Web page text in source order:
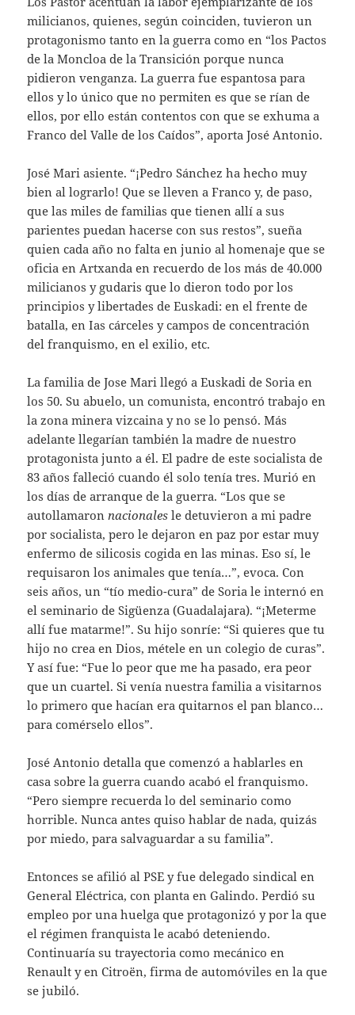
milicianos, quienes, según coinciden, tuvieron un
protagonismo tanto en la guerra como en “los Pactos
de la Moncloa de la Transición porque nunca
pidieron venganza. La guerra fue espantosa para
ellos y lo único que no permiten es que se rían de
ellos, por ello están contentos con que se exhuma a
Franco del Valle de los Caídos”, aporta José Antonio.
José Mari asiente. “¡Pedro Sánchez ha hecho muy
bien al lograrlo! Que se lleven a Franco y, de paso,
que las miles de familias que tienen allí a sus
parientes puedan hacerse con sus restos”, sueña
quien cada año no falta en junio al homenaje que se
oficia en Artxanda en recuerdo de los más de 40.000
milicianos y gudaris que lo dieron todo por los
principios y libertades de Euskadi: en el frente de
batalla, en Ias cárceles y campos de concentración
del franquismo, en el exilio, etc.
La familia de Jose Mari llegó a Euskadi de Soria en
los 50. Su abuelo, un comunista, encontró trabajo en
la zona minera vizcaina y no se lo pensó. Más
adelante llegarían también la madre de nuestro
protagonista junto a él. El padre de este socialista de
83 años falleció cuando él solo tenía tres. Murió en
los días de arranque de la guerra. “Los que se
autollamaronnacionales le detuvieron a mi padre
por socialista, pero le dejaron en paz por estar muy
enfermo de silicosis cogida en las minas. Eso sí, le
requisaron los animales que tenía…”, evoca. Con
seis años, un “tío medio-cura” de Soria le internó en
el seminario de Sigüenza (Guadalajara). “¡Meterme
allí fue matarme!”. Su hijo sonríe: “Si quieres que tu
hijo no crea en Dios, métele en un colegio de curas”.
Y así fue: “Fue lo peor que me ha pasado, era peor
que un cuartel. Si venía nuestra familia a visitarnos
lo primero que hacían era quitarnos el pan blanco…
para comérselo ellos”.
José Antonio detalla que comenzó a hablarles en
casa sobre la guerra cuando acabó el franquismo.
“Pero siempre recuerda lo del seminario como
horrible. Nunca antes quiso hablar de nada, quizás
por miedo, para salvaguardar a su familia”.
Entonces se afilió al PSE y fue delegado sindical en
General Eléctrica, con planta en Galindo. Perdió su
empleo por una huelga que protagonizó y por la que
el régimen franquista le acabó deteniendo.
Continuaría su trayectoria como mecánico en
Renault y en Citroën, firma de automóviles en la que
se jubiló.